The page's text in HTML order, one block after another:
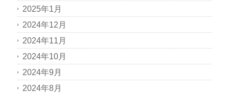
2025年1月
2024年12月
2024年11月
2024年10月
2024年9月
2024年8月